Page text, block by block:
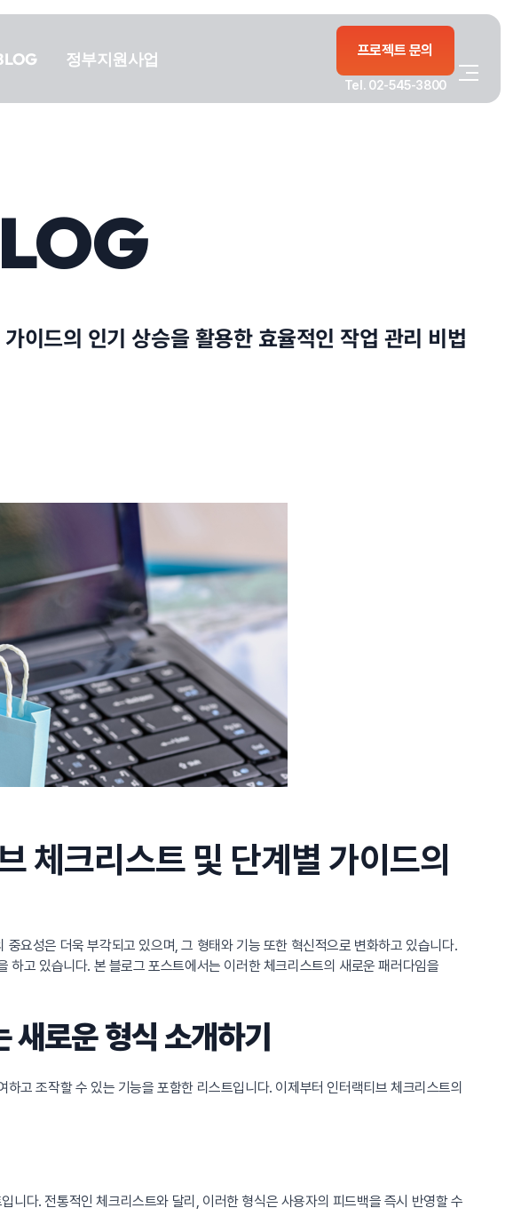
정부지원사업 프로젝트 문의
Tel. 02-545-3800
LOG
이드의 인기 상승을 활용한 효율적인 작업 관리 비법
체크리스트 및 단계별 가이드의
중요성은 더욱 부각되고 있으며, 그 형태와 기능 또한 혁신적으로 변화하고 있습니다.
고 있습니다. 본 블로그 포스트에서는 이러한 체크리스트의 새로운 패러다임을
로운 형식 소개하기
고 조작할 수 있는 기능을 포함한 리스트입니다. 이제부터 인터랙티브 체크리스트의
니다. 전통적인 체크리스트와 달리, 이러한 형식은 사용자의 피드백을 즉시 반영할 수